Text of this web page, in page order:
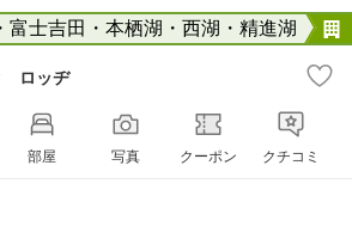
富士吉田・本栖湖・西湖・精進湖
ロッヂ
部屋 写真 クーポン クチコミ